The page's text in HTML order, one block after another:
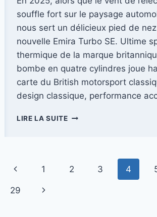
souffle fort sur le paysage
nous sert un délicieux pied de
nouvelle Emira Turbo SE. Ultime
thermique de la marque
bombe en quatre cylindres joue
carte du British motorsport
design classique, performance
LIRE LA SUITELOTUS
–
Navigation
de
Page
précédente
1 2 3 4
29
Page